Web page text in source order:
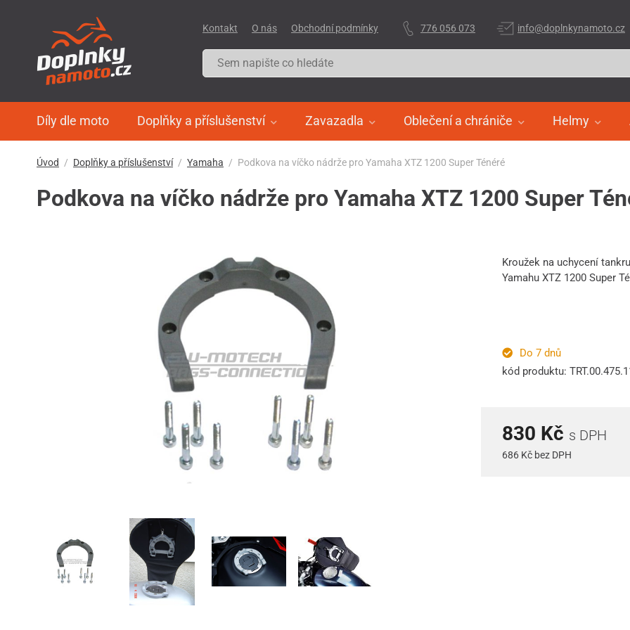
Díly dle moto Doplňky a příslušenství Zavazadla Oblečení a chrániče Helmy
Kontakt O nás Obchodní podmínky 776 056 073 info@doplnkynamoto.cz
Úvod Doplňky a příslušenství Yamaha Podkova na víčko nádrže pro Yamaha XTZ 1200 Super Ténéré
Podkova na víčko nádrže pro Yamaha XTZ 1200 Super
Kroužek na uchycení
Yamahu XTZ 1200 Super
Do 7 dnů
kód produktu:
830 Kč s DPH
686 Kč bez DPH